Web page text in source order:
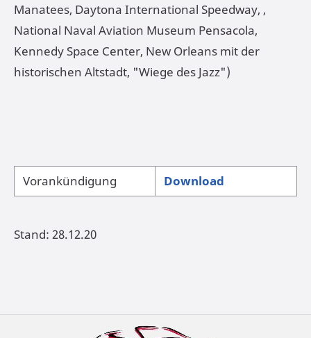
Manatees, Daytona International Speedway, ,
National Naval Aviation Museum Pensacola,
Kennedy Space Center, New Orleans mit der
historischen Altstadt, "Wiege des Jazz")
Vorankündigung Download
Stand: 28.12.20